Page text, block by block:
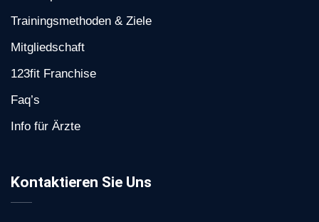
Trainingsmethoden & Ziele
Mitgliedschaft
123fit Franchise
Faq’s
Info für Ärzte
Kontaktieren Sie Uns